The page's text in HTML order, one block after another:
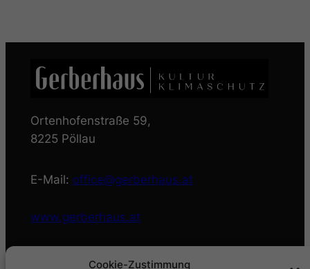
Cookie-Zustimmung
Ortenhofenstraße 59,
8225 Pöllau
E-Mail: office@gerberhaus.at
www.gerberhaus.at